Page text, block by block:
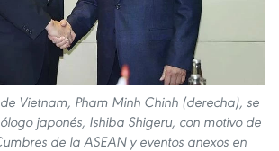
Vietnam, Pham Minh Chinh (derecha), se
japonés, Ishiba Shigeru, con motivo de
de la ASEAN y eventos anexos en